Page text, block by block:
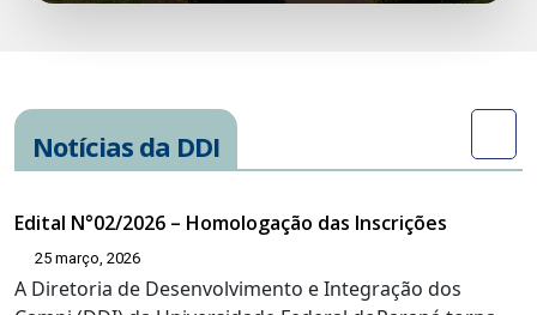
Notícias da DDI
Edital N°02/2026 – Homologação das Inscrições
25 março, 2026
A Diretoria de Desenvolvimento e Integração dos